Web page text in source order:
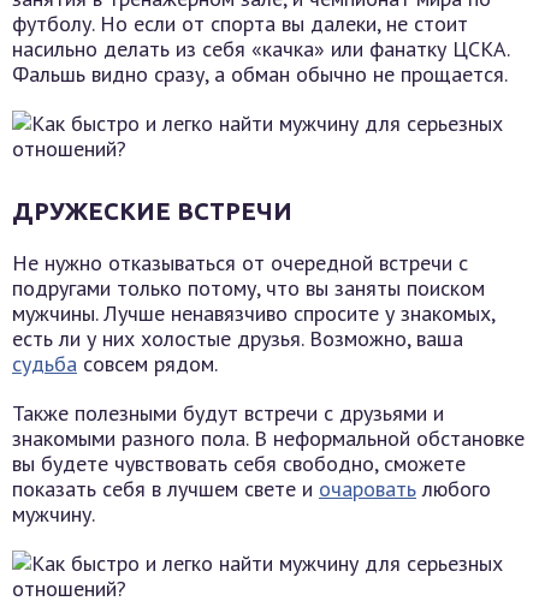
футболу. Но если от спорта вы далеки, не стоит
насильно делать из себя «качка» или фанатку ЦСКА.
Фальшь видно сразу, а обман обычно не прощается.
ДРУЖЕСКИЕ ВСТРЕЧИ
Не нужно отказываться от очередной встречи с
подругами только потому, что вы заняты поиском
мужчины. Лучше ненавязчиво спросите у знакомых,
есть ли у них холостые друзья. Возможно, ваша
судьба совсем рядом.
Также полезными будут встречи с друзьями и
знакомыми разного пола. В неформальной обстановке
вы будете чувствовать себя свободно, сможете
показать себя в лучшем свете и очароватьлюбого
мужчину.